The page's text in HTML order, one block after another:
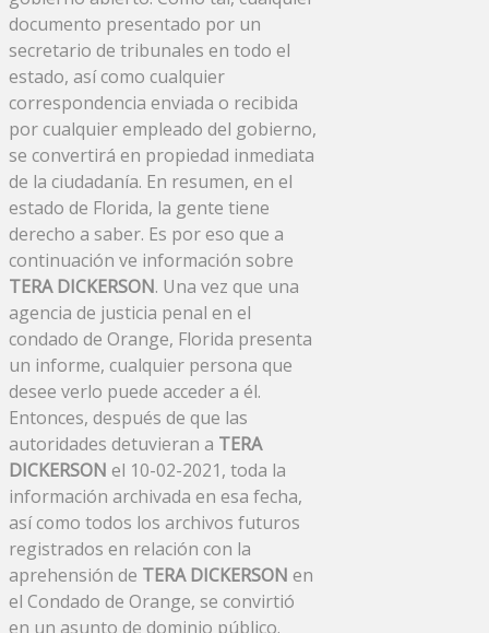
documento presentado por un
secretario de tribunales en todo el
estado, así como cualquier
correspondencia enviada o recibida
por cualquier empleado del gobierno,
se convertirá en propiedad inmediata
de la ciudadanía. En resumen, en el
estado de Florida, la gente tiene
derecho a saber. Es por eso que a
continuación ve información sobre
TERA DICKERSON. Una vez que una
agencia de justicia penal en el
condado de Orange, Florida presenta
un informe, cualquier persona que
desee verlo puede acceder a él.
Entonces, después de que las
autoridades detuvieran a TERA
DICKERSON el 10-02-2021, toda la
información archivada en esa fecha,
así como todos los archivos futuros
registrados en relación con la
aprehensión de TERA DICKERSON en
el Condado de Orange, se convirtió
en un asunto de dominio público.